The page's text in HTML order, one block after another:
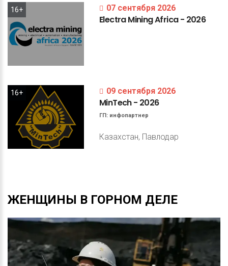
16+ 07 сентября 2026
ElectraMiningAfrica- 2026
16+ 09 сентября 2026
MinTech- 2026
ГП: инфопартнер
Казахстан, Павлодар
ЖЕНЩИНЫ В ГОРНОМ ДЕЛЕ